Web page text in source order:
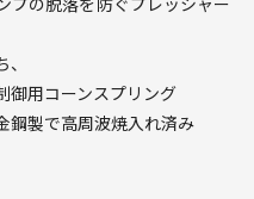
御用コーンスプリング
製で高周波焼入れ済み